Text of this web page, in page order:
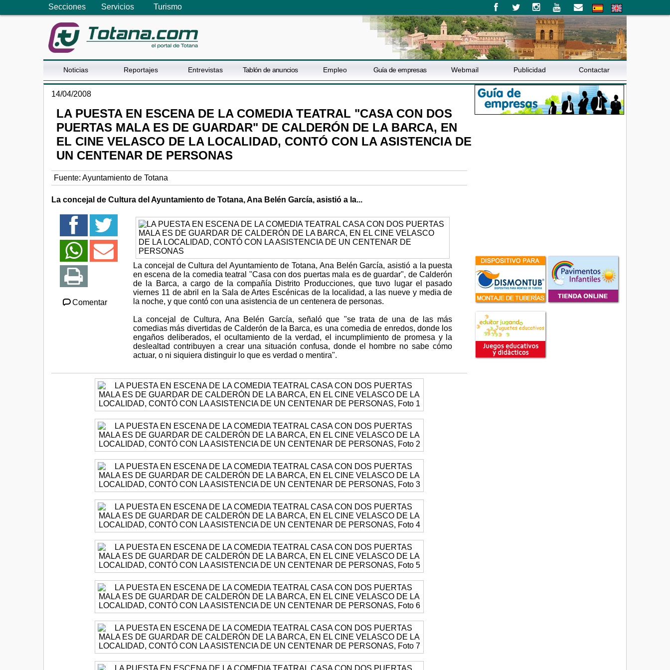
Secciones Servicios Turismo
Noticias Reportajes Entrevistas Tablón de anuncios Empleo Guía de empresas Webmail Publicidad Contactar
14/04/2008
LA PUESTA EN ESCENA DE LA COMEDIA TEATRAL "CASA CON DOS
PUERTAS MALA ES DE GUARDAR" DE CALDERÓN DE LA BARCA, EN
EL CINE VELASCO DE LA LOCALIDAD, CONTÓ CON LA ASISTENCIA DE
UN CENTENAR DE PERSONAS
Fuente: Ayuntamiento de Totana
La concejal de Cultura del Ayuntamiento de Totana, Ana Belén García, asistió a la...
Comentar
La concejal de Cultura del Ayuntamiento de Totana, Ana Belén García, asistió a la puesta
en escena de la comedia teatral "Casa con dos puertas mala es de guardar", de Calderón
de la Barca, a cargo de la compañía Distrito Producciones, que tuvo lugar el pasado
viernes 11 de abril en la Sala de Artes Escénicas de la localidad, a las nueve y media de
la noche, y que contó con una asistencia de un centenera de personas.
La concejal de Cultura, Ana Belén García, señaló que "se trata de una de las más
comedias más divertidas de Calderón de la Barca, es una comedia de enredos, donde los
engaños deliberados, el ocultamiento de la verdad, el incumplimiento de promesa y la
deslealtad contribuyen a crear una situación confusa, donde el hombre no sabe cómo
actuar, o ni siquiera distinguir lo que es verdad o mentira".